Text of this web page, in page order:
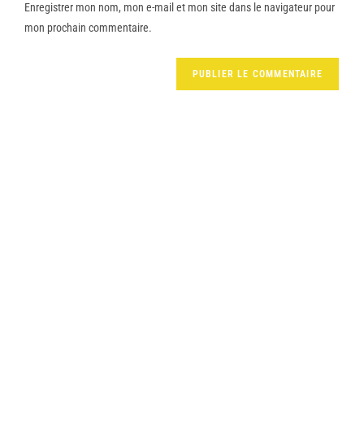
Enregistrer mon nom, mon e-mail et mon site dans le navigateur pour
mon prochain commentaire.